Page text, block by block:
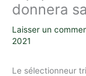
donnera
Laisser un
2021
Le sélectionneur